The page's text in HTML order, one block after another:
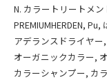
N. カラートリートメ
PREMIUMHERDEN Pu
アデランスドライヤー
オーガニックカラー
カラーシャンプー カ